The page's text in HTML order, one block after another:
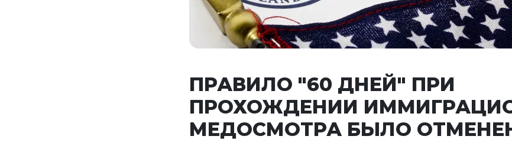
ПРАВИЛО "60 ДНЕЙ" ПРИ
ПРОХОЖДЕНИИ
МЕДОСМОТРА БЫЛО